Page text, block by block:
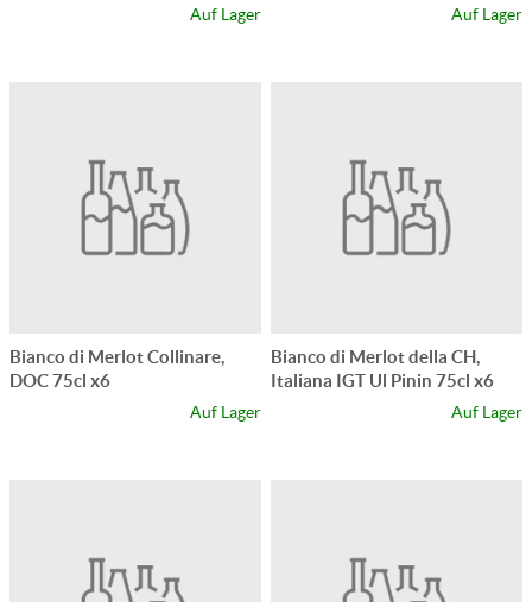
Auf Lager Auf Lager
Bianco di Merlot Collinare,
DOC 75cl x6
Auf Lager
Bianco di Merlot della CH,
Italiana IGT Ul Pinin 75cl x6
Auf Lager